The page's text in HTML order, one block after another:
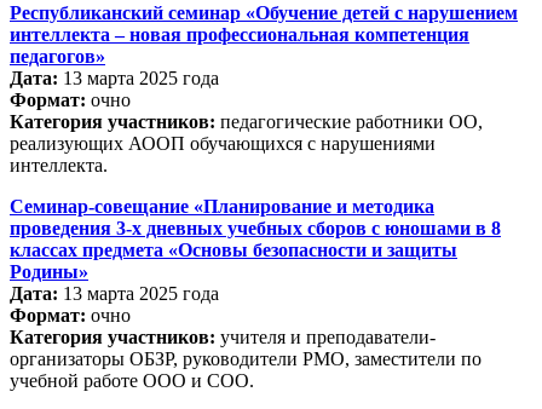
Республиканский семинар «Обучение детей с нарушением
интеллекта – новая профессиональная компетенция
педагогов»
Дата: 13 марта 2025 года
Формат: очно
Категория участников: педагогические работники ОО,
реализующих АООП обучающихся с нарушениями
интеллекта.
Семинар-совещание «Планирование и методика
проведения 3-х дневных учебных сборов с юношами в 8
классах предмета «Основы безопасности и защиты
Родины»
Дата: 13 марта 2025 года
Формат: очно
Категория участников: учителя и преподаватели-
организаторы ОБЗР, руководители РМО, заместители по
учебной работе ООО и СОО.